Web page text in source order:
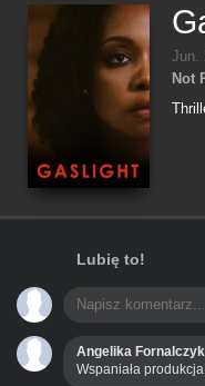
Jun.
Not
Lubię to!
Angelika Fornalczyk
Wspaniała